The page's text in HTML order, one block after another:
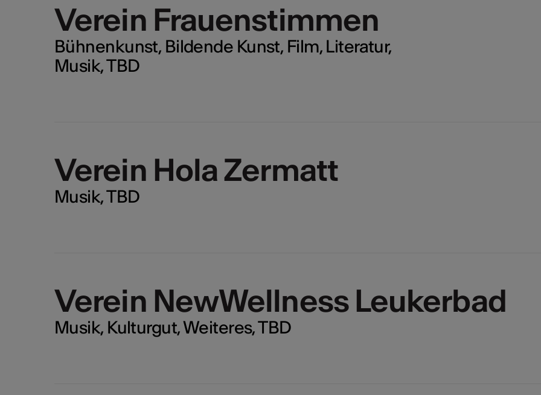
Verein Frauenstimmen
Bühnenkunst, Bildende Kunst, Film, Literatur,
Musik, TBD
Verein Hola Zermatt
Musik, TBD
Verein NewWellness Leukerbad
Musik, Kulturgut, Weiteres, TBD